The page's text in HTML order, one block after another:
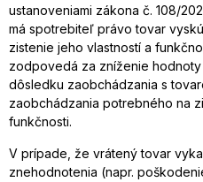
ustanoveniami zákona č. 108/
má spotrebiteľ právo tovar
zistenie jeho vlastností a
zodpovedá za zníženie
dôsledku zaobchádzania s
zaobchádzania potrebného na
funkčnosti.
V prípade, že vrátený tovar
znehodnotenia (napr.